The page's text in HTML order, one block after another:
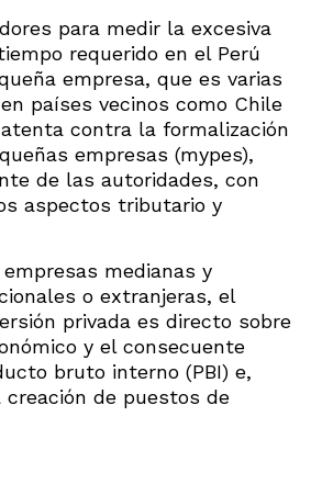
para medir la excesiva
requerido en el Perú
empresa, que es varias
países vecinos como Chile
contra la formalización
empresas (mypes),
de las autoridades, con
aspectos tributario y
medianas y
o extranjeras, el
privada es directo sobre
y el consecuente
bruto interno (PBI) e,
de puestos de